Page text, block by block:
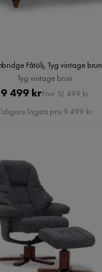
Fåtölj, Tyg vintage brun
Tyg vintage brun
Pris
9 499 krOriginal
Pris
Förr 12 499 kr
lägsta pris 9 499 kr